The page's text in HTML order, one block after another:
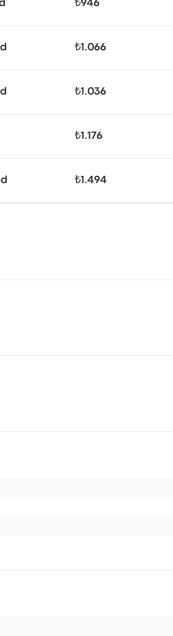
₺946
₺1.066
₺1.036
₺1.176
₺1.494